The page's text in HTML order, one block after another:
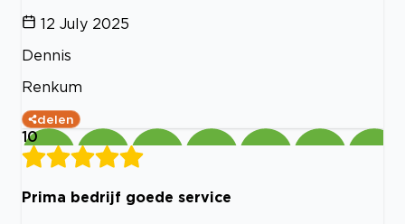
12 July 2025
Dennis
Renkum
delen
10
Prima bedrijf goede service